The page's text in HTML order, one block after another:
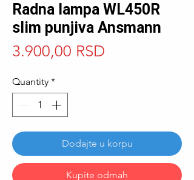
Radna lampa WL450R
slim punjiva Ansmann
3.900,00 RSD
Quantity *
Dodajte u korpu
Kupite odmah